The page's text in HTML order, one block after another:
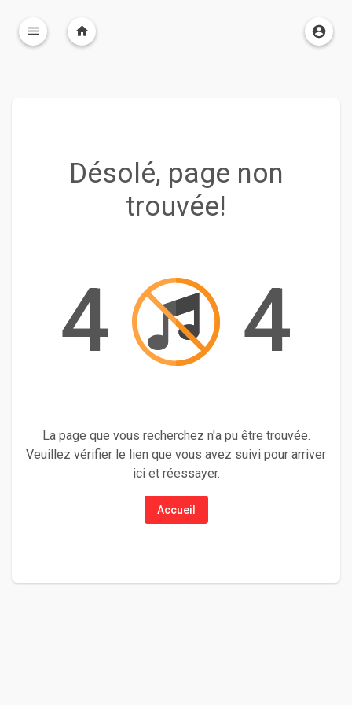
Désolé, page non
trouvée!
4 4
La page que vous recherchez n'a pu être trouvée.
Veuillez vérifier le lien que vous avez suivi pour arriver
ici et réessayer.
Accueil